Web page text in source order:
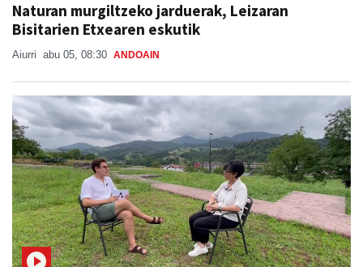
Naturan murgiltzeko jarduerak, Leizaran
Bisitarien Etxearen eskutik
Aiurri abu 05, 08:30 ANDOAIN